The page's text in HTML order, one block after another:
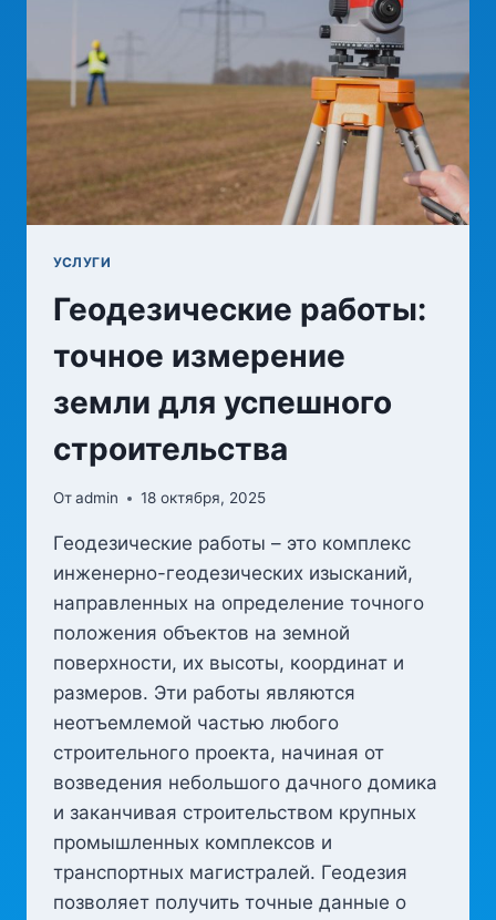
УСЛУГИ
Геодезические работы:
точное измерение
земли для успешного
строительства
Отadmin 18 октября, 2025
Геодезические работы – это комплекс
инженерно-геодезических изысканий,
направленных на определение точного
положения объектов на земной
поверхности, их высоты, координат и
размеров. Эти работы являются
неотъемлемой частью любого
строительного проекта, начиная от
возведения небольшого дачного домика
и заканчивая строительством крупных
промышленных комплексов и
транспортных магистралей. Геодезия
позволяет получить точные данные о